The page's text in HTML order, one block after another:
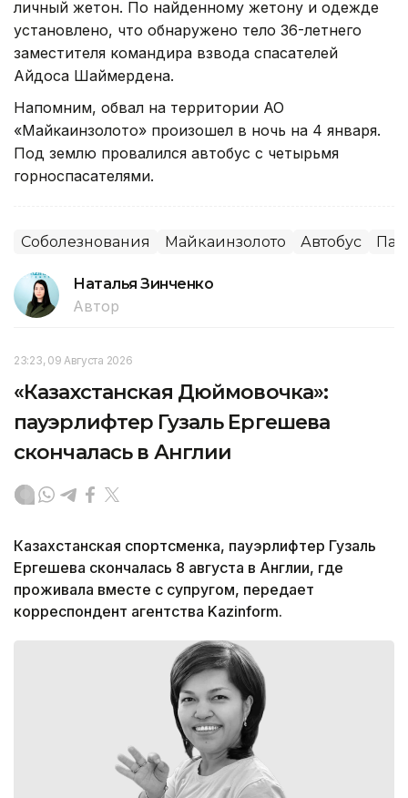
личный жетон. По найденному жетону и одежде
установлено, что обнаружено тело 36-летнего
заместителя командира взвода спасателей
Айдоса Шаймердена.
Напомним, обвал на территории АО
«Майкаинзолото» произошел в ночь на 4 января.
Под землю провалился автобус с четырьмя
горноспасателями.
Соболезнования Майкаинзолото Автобус
Наталья Зинченко
Автор
23:23, 09 Августа 2026
«Казахстанская Дюймовочка»:
пауэрлифтер Гузаль Ергешева
скончалась в Англии
Казахстанская спортсменка, пауэрлифтер Гузаль
Ергешева скончалась 8 августа в Англии, где
проживала вместе с супругом, передает
корреспондент агентства Kazinform.